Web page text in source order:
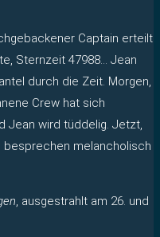
Captain erteilt
Sternzeit 47988… Jean
durch die Zeit. Morgen,
Crew hat sich
Jean wird tüddelig. Jetzt,
besprechen melancholisch
, ausgestrahlt am 26. und